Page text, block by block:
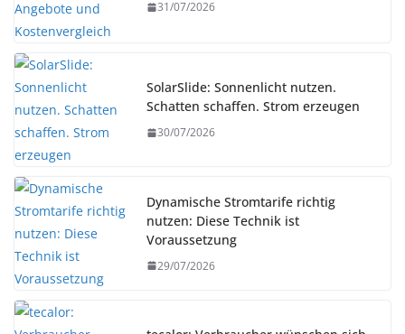
31/07/2026
SolarSlide: Sonnenlicht nutzen.
Schatten schaffen. Strom erzeugen
30/07/2026
Dynamische Stromtarife richtig
nutzen: Diese Technik ist
Voraussetzung
29/07/2026